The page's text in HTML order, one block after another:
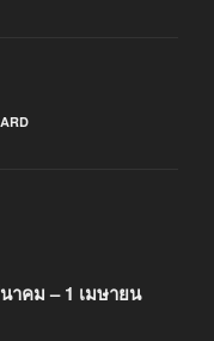
าคม – 1 เมษายน